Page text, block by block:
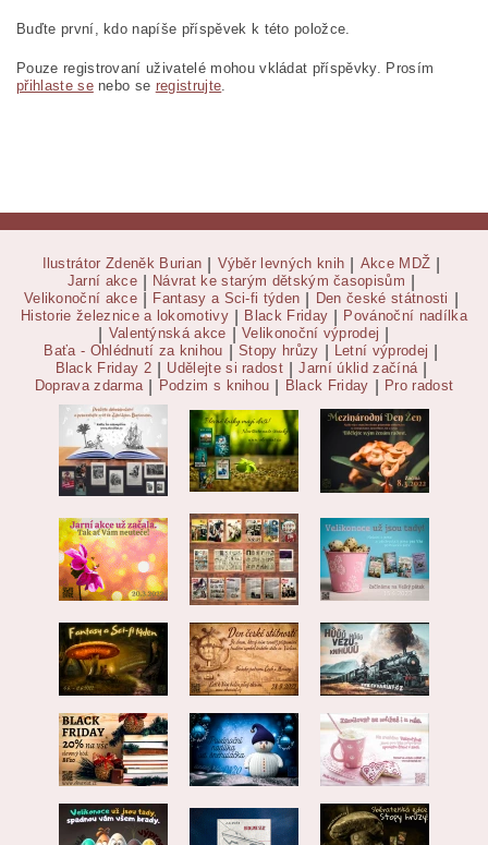
Buďte první, kdo napíše příspěvek k této položce.
Pouze registrovaní uživatelé mohou vkládat příspěvky. Prosím
přihlaste senebo se registrujte.
Ilustrátor Zdeněk Burian Výběr levných knih Akce MDŽ
Jarní akce Návrat ke starým dětským časopisům
Velikonoční akce Fantasy a Sci-fi týden Den české státnosti
Historie železnice a lokomotivy Black Friday Povánoční nadílka
Valentýnská akce Velikonoční výprodej
Baťa - Ohlédnutí za knihou Stopy hrůzy Letní výprodej
Black Friday 2 Udělejte si radost Jarní úklid začíná
Doprava zdarma Podzim s knihou Black Friday Pro radost